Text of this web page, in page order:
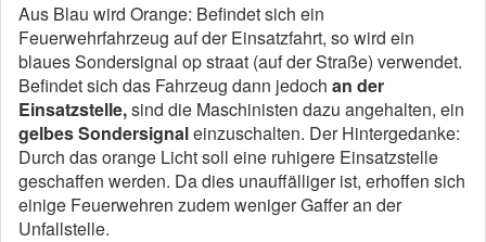
Aus Blau wird Orange: Befindet sich ein
Feuerwehrfahrzeug auf der Einsatzfahrt, so wird ein
blaues Sondersignal op straat (auf der Straße) verwendet.
Befindet sich das Fahrzeug dann jedoch an der
Einsatzstelle,sind die Maschinisten dazu angehalten, ein
gelbes Sondersignaleinzuschalten. Der Hintergedanke:
Durch das orange Licht soll eine ruhigere Einsatzstelle
geschaffen werden. Da dies unauffälliger ist, erhoffen sich
einige Feuerwehren zudem weniger Gaffer an der
Unfallstelle.